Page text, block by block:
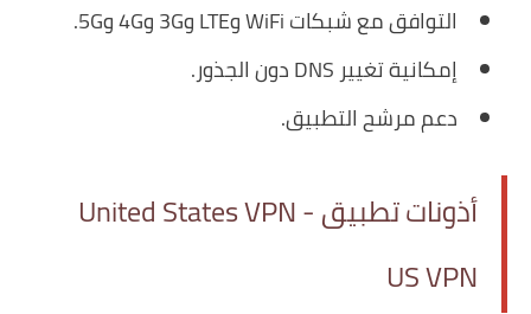
التوافق مع شبكات WiFi وLTE و3G و4G و5G.
إمكانية تغيير DNS دون الجذور.
دعم مرشح التطبيق.
أذونات تطبيق United States VPN -
US VPN